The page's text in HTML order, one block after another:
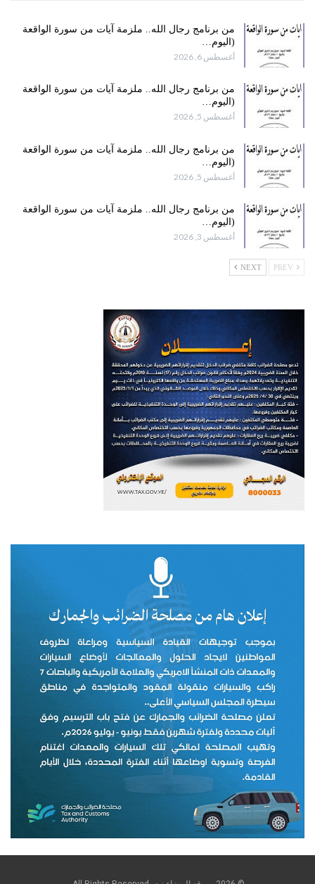
من برنامج رجال الله.. ملزمة آيات من سورة الواقعة
(اليوم…
أغسطس 6, 2026
من برنامج رجال الله.. ملزمة آيات من سورة الواقعة
(اليوم…
أغسطس 5, 2026
من برنامج رجال الله.. ملزمة آيات من سورة الواقعة
(اليوم…
أغسطس 5, 2026
من برنامج رجال الله.. ملزمة آيات من سورة الواقعة
(اليوم…
أغسطس 3, 2026
NEXT